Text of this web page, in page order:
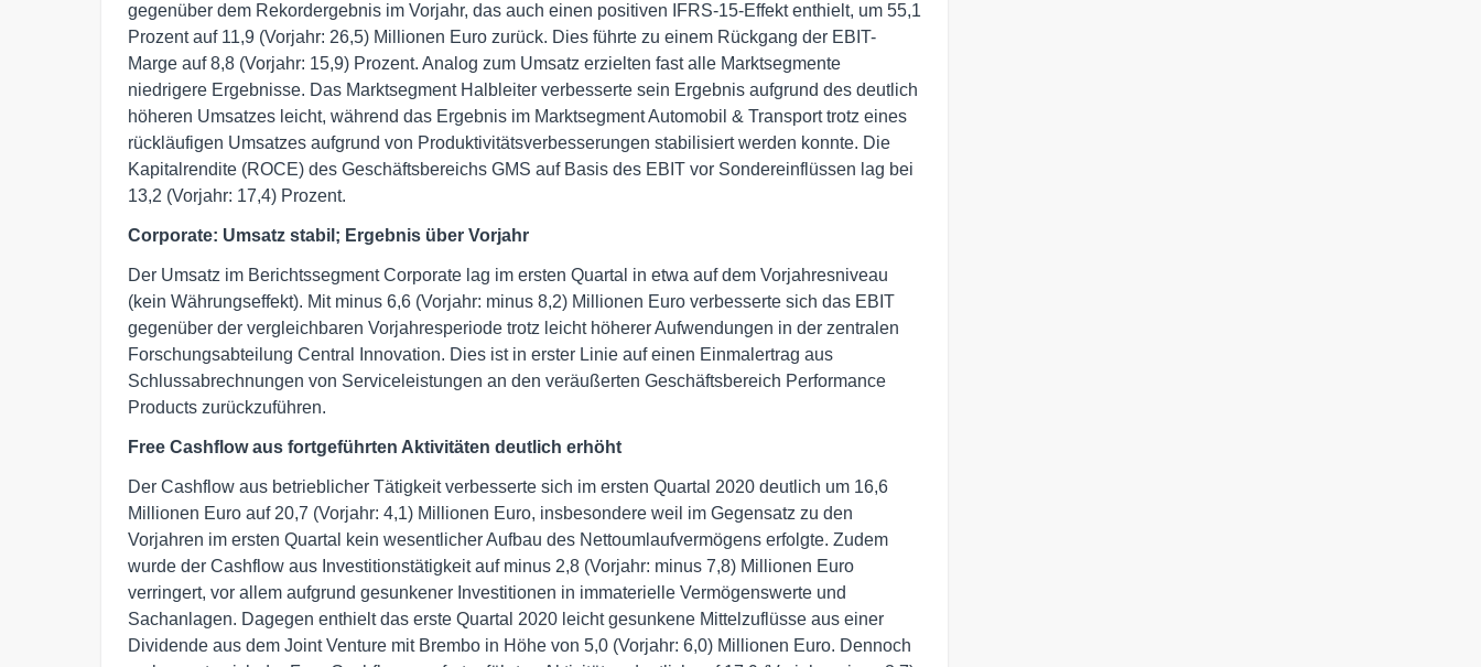
gegenüber dem Rekordergebnis im Vorjahr, das auch einen positiven IFRS-15-Effekt enthielt, um 55,1
Prozent auf 11,9 (Vorjahr: 26,5) Millionen Euro zurück. Dies führte zu einem Rückgang der EBIT-
Marge auf 8,8 (Vorjahr: 15,9) Prozent. Analog zum Umsatz erzielten fast alle Marktsegmente
niedrigere Ergebnisse. Das Marktsegment Halbleiter verbesserte sein Ergebnis aufgrund des deutlich
höheren Umsatzes leicht, während das Ergebnis im Marktsegment Automobil & Transport trotz eines
rückläufigen Umsatzes aufgrund von Produktivitätsverbesserungen stabilisiert werden konnte. Die
Kapitalrendite (ROCE) des Geschäftsbereichs GMS auf Basis des EBIT vor Sondereinflüssen lag bei
13,2 (Vorjahr: 17,4) Prozent.
Corporate: Umsatz stabil; Ergebnis über Vorjahr
Der Umsatz im Berichtssegment Corporate lag im ersten Quartal in etwa auf dem Vorjahresniveau
(kein Währungseffekt). Mit minus 6,6 (Vorjahr: minus 8,2) Millionen Euro verbesserte sich das EBIT
gegenüber der vergleichbaren Vorjahresperiode trotz leicht höherer Aufwendungen in der zentralen
Forschungsabteilung Central Innovation. Dies ist in erster Linie auf einen Einmalertrag aus
Schlussabrechnungen von Serviceleistungen an den veräußerten Geschäftsbereich Performance
Products zurückzuführen.
Free Cashflow aus fortgeführten Aktivitäten deutlich erhöht
Der Cashflow aus betrieblicher Tätigkeit verbesserte sich im ersten Quartal 2020 deutlich um 16,6
Millionen Euro auf 20,7 (Vorjahr: 4,1) Millionen Euro, insbesondere weil im Gegensatz zu den
Vorjahren im ersten Quartal kein wesentlicher Aufbau des Nettoumlaufvermögens erfolgte. Zudem
wurde der Cashflow aus Investitionstätigkeit auf minus 2,8 (Vorjahr: minus 7,8) Millionen Euro
verringert, vor allem aufgrund gesunkener Investitionen in immaterielle Vermögenswerte und
Sachanlagen. Dagegen enthielt das erste Quartal 2020 leicht gesunkene Mittelzuflüsse aus einer
Dividende aus dem Joint Venture mit Brembo in Höhe von 5,0 (Vorjahr: 6,0) Millionen Euro. Dennoch